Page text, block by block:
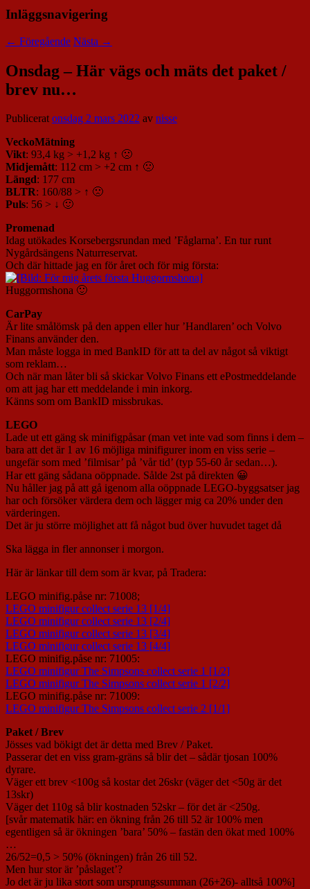
Inläggsnavigering
← Föregående Nästa →
Onsdag – Här vägs och mäts det paket /
brev nu…
Publiceratonsdag 2 mars 2022 av nisse
VeckoMätning
Vikt: 93,4 kg > +1,2 kg ↑ 🙁
Midjemått: 112 cm > +2 cm ↑ 🙁
Längd: 177 cm
BLTR: 160/88 > ↑ 🙁
Puls: 56 > ↓ 🙂
Promenad
Idag utökades Korsebergsrundan med ’Fåglarna’. En tur runt
Nygårdsängens Naturreservat.
Och där hittade jag en för året och för mig första:
Huggormshona 🙂
CarPay
Är lite smålömsk på den appen eller hur ’Handlaren’ och Volvo
Finans använder den.
Man måste logga in med BankID för att ta del av något så viktigt
som reklam…
Och när man låter bli så skickar Volvo Finans ett ePostmeddelande
om att jag har ett meddelande i min inkorg.
Känns som om BankID missbrukas.
LEGO
Lade ut ett gäng sk minifigpåsar (man vet inte vad som finns i dem –
bara att det är 1 av 16 möjliga minifigurer inom en viss serie –
ungefär som med ’filmisar’ på ’vår tid’ (typ 55-60 år sedan…).
Har ett gäng sådana oöppnade. Sålde 2st på direkten 😀
Nu håller jag på att gå igenom alla oöppnade LEGO-byggsatser jag
har och försöker värdera dem och lägger mig ca 20% under den
värderingen.
Det är ju större möjlighet att få något bud över huvudet taget då
Ska lägga in fler annonser i morgon.
Här är länkar till dem som är kvar, på Tradera:
LEGO minifig.påse nr: 71008;
LEGO minifigur collect serie 13 [1/4]
LEGO minifigur collect serie 13 [2/4]
LEGO minifigur collect serie 13 [3/4]
LEGO minifigur collect serie 13 [4/4]
LEGO minifig.påse nr: 71005:
LEGO minifigur The Simpsons collect serie 1 [1/2]
LEGO minifigur The Simpsons collect serie 1 [2/2]
LEGO minifig.påse nr: 71009:
LEGO minifigur The Simpsons collect serie 2 [1/1]
Paket / Brev
Jösses vad bökigt det är detta med Brev / Paket.
Passerar det en viss gram-gräns så blir det – sådär tjosan 100%
dyrare.
Väger ett brev <100g så kostar det 26skr (väger det <50g är det
13skr)
Väger det 110g så blir kostnaden 52skr – för det är <250g.
[svår matematik här: en ökning från 26 till 52 är 100% men
egentligen så är ökningen ’bara’ 50% – fastän den ökat med 100%
…
26/52=0,5 > 50% (ökningen) från 26 till 52.
Men hur stor är ’påslaget’?
Jo det är ju lika stort som ursprungssumman (26+26)- alltså 100%]